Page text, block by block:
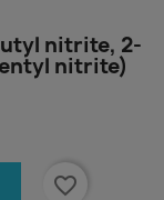
nitrite, 2-
nitrite)
favorite_border